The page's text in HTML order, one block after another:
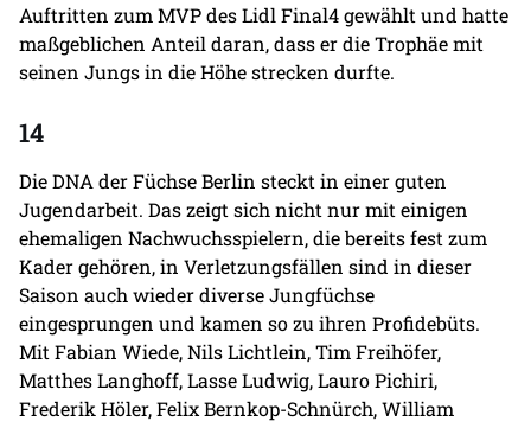
Auftritten zum MVP des Lidl Final4 gewählt und hatte
maßgeblichen Anteil daran, dass er die Trophäe mit
seinen Jungs in die Höhe strecken durfte.
14
Die DNA der Füchse Berlin steckt in einer guten
Jugendarbeit. Das zeigt sich nicht nur mit einigen
ehemaligen Nachwuchsspielern, die bereits fest zum
Kader gehören, in Verletzungsfällen sind in dieser
Saison auch wieder diverse Jungfüchse
eingesprungen und kamen so zu ihren Profidebüts.
Mit Fabian Wiede, Nils Lichtlein, Tim Freihöfer,
Matthes Langhoff, Lasse Ludwig, Lauro Pichiri,
Frederik Höler, Felix Bernkop-Schnürch, William